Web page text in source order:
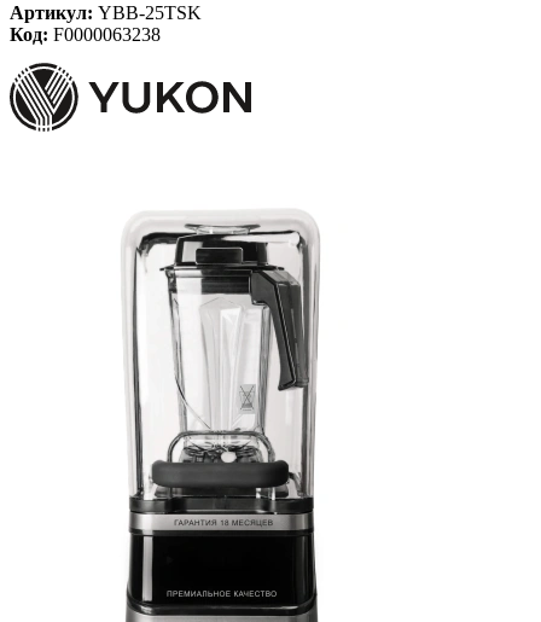
Артикул: YBB-25TSK
Код: F0000063238